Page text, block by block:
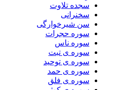
سجده تلاوت
سخنرانی
سن شیرخوارگی
سوره حجرات
سوره ناس
سوره ی تبت
سوره ی توحید
سوره ی حمد
سوره ی فلق